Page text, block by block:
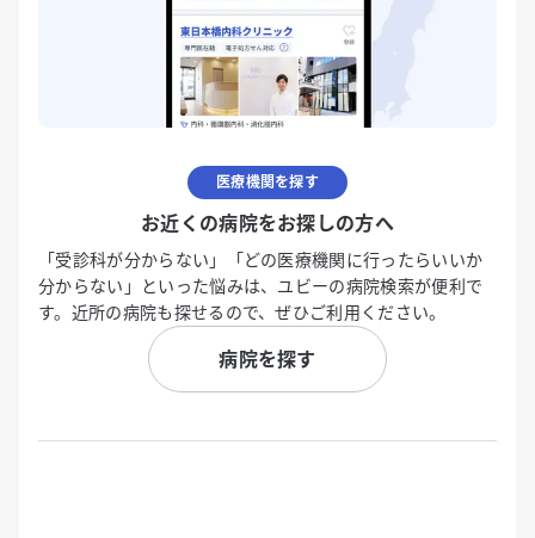
医療機関を探す
お近くの病院をお探しの方へ
「受診科が分からない」「どの医療機関に行ったらいいか
分からない」といった悩みは、ユビーの病院検索が便利で
す。近所の病院も探せるので、ぜひご利用ください。
病院を探す